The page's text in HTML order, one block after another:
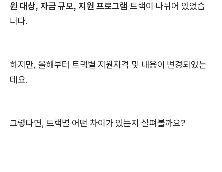
원 대상, 자금 규모, 지원 프로그램 트랙이 나뉘어 있었습
니다.
하지만, 올해부터 트랙별 지원자격 및 내용이 변경되었는
데요.
그렇다면, 트랙별 어떤 차이가 있는지 살펴볼까요?